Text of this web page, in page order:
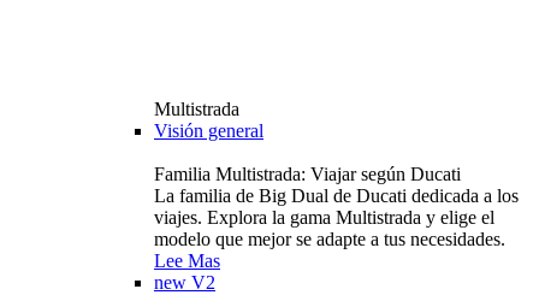
Multistrada
Visión general
Familia Multistrada: Viajar según Ducati
La familia de Big Dual de Ducati dedicada a los
viajes. Explora la gama Multistrada y elige el
modelo que mejor se adapte a tus necesidades.
Lee Mas
new V2